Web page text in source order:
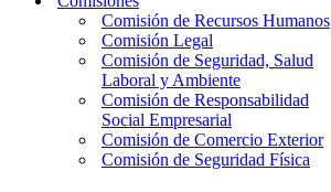
Comisión de Recursos Humanos
Comisión Legal
Comisión de Seguridad, Salud
Laboral y Ambiente
Comisión de Responsabilidad
Social Empresarial
Comisión de Comercio Exterior
Comisión de Seguridad Física